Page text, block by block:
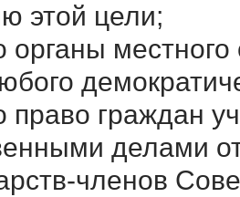
этой цели;
органы
право граждан
делами
членов